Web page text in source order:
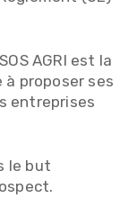
AGRI est la
proposer ses
entreprises
le but